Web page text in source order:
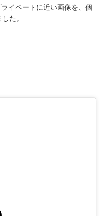
イベートに近い画像を、個
た。